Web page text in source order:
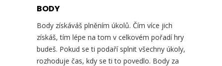
BODY
Body získáváš plněním úkolů. Čím více jich
získáš, tím lépe na tom v celkovém pořadí hry
budeš. Pokud se ti podaří splnit všechny úkoly,
rozhoduje čas, kdy se ti to povedlo. Body za